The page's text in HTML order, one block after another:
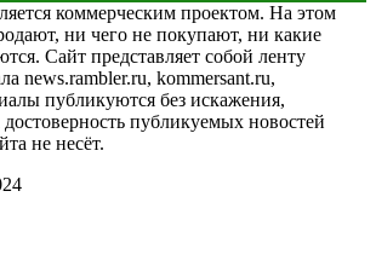
коммерческим проектом. На этом
ни чего не покупают, ни какие
Сайт представляет собой ленту
news.rambler.ru, kommersant.ru,
публикуются без искажения,
достоверность публикуемых новостей
не несёт.